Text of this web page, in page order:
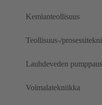
Kemianteollisuus
Teollisuus-/
Lauhdeveden pumppaus
Voimalatekniikka